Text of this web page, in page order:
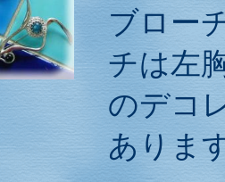
ブロー
チは左
のデコ
ありま